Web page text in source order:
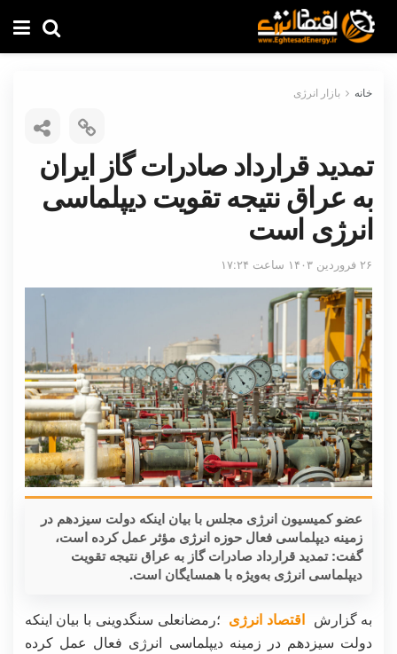
خانه بازار انرژی
تمدید قرارداد صادرات گاز ایران
به عراق نتیجه تقویت دیپلماسی
انرژی است
۲۶ فروردین ۱۴۰۳ ساعت ۱۷:۲۴
عضو کمیسیون انرژی مجلس با بیان اینکه دولت سیزدهم در
زمینه دیپلماسی فعال حوزه انرژی مؤثر عمل کرده است،
گفت: تمدید قرارداد صادرات گاز به عراق نتیجه تقویت
دیپلماسی انرژی به‌ویژه با همسایگان است.
به گزارش اقتصاد انرژی ؛رمضانعلی سنگدوینی با بیان اینکه
دولت سیزدهم در زمینه دیپلماسی انرژی فعال عمل کرده